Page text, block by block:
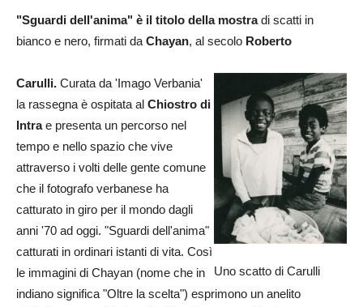
"Sguardi dell'anima" è il titolo della mostradi scatti in
bianco e nero, firmati da Chayan, al secolo Roberto
Uno scatto di Carulli
Carulli. Curata da 'Imago Verbania'
la rassegna è ospitata al Chiostro di
Intrae presenta un percorso nel
tempo e nello spazio che vive
attraverso i volti delle gente comune
che il fotografo verbanese ha
catturato in giro per il mondo dagli
anni '70 ad oggi. "Sguardi dell'anima"
catturati in ordinari istanti di vita. Così
le immagini di Chayan (nome che in
indiano significa "Oltre la scelta") esprimono un anelito